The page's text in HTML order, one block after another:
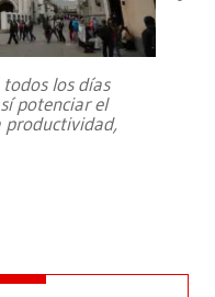
los días
potenciar el